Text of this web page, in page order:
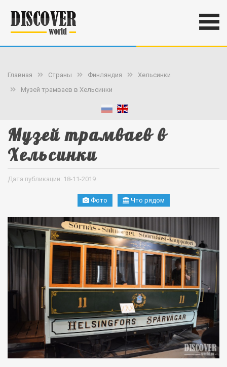
Главная Страны Финляндия
Хельсинки
Музей трамваев в Хельсинки
Музей трамваев в
Хельсинки
Дата публикации: 18-11-2019
Фото Что рядом